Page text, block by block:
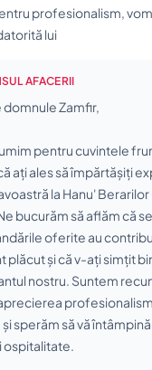
profesionalism,
lui
AFACERII
domnule Zamfir,
pentru cuvintele
ați ales să împărtășiți
la Hanu'
bucurăm să aflăm că
oferite au
plăcut și că v-ați simțit
nostru. Suntem
sperăm să vă
ospitalitate.